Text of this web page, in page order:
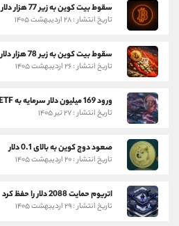
سقوط بیت کوین به زیر 77 هزار دلار
تاریخ انتشار : ۲۸ اردیبهشت ۱۴۰۵
سقوط بیت کوین به زیر 78 هزار دلار
تاریخ انتشار : ۲۶ اردیبهشت ۱۴۰۵
ورود 169 میلیون دلار سرمایه به ETF های بیت کوین و اتریوم
تاریخ انتشار : ۲۷ تیر ۱۴۰۵
صعود دوج کوین به بالای 0.1 دلار
تاریخ انتشار : ۲۰ اردیبهشت ۱۴۰۵
اتریوم حمایت 2088 دلار را حفظ کرد
تاریخ انتشار : ۲۹ اردیبهشت ۱۴۰۵